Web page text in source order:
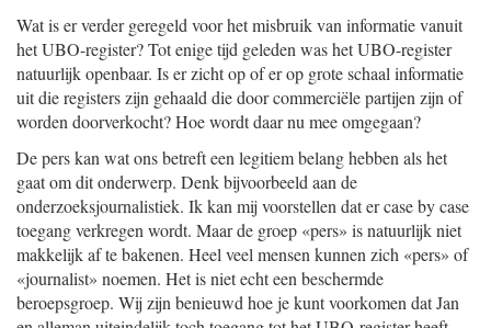
Wat is er verder geregeld voor het misbruik van informatie vanuit
het UBO-register? Tot enige tijd geleden was het UBO-register
natuurlijk openbaar. Is er zicht op of er op grote schaal informatie
uit die registers zijn gehaald die door commerciële partijen zijn of
worden doorverkocht? Hoe wordt daar nu mee omgegaan?
De pers kan wat ons betreft een legitiem belang hebben als het
gaat om dit onderwerp. Denk bijvoorbeeld aan de
onderzoeksjournalistiek. Ik kan mij voorstellen dat er case by case
toegang verkregen wordt. Maar de groep «pers» is natuurlijk niet
makkelijk af te bakenen. Heel veel mensen kunnen zich «pers» of
«journalist» noemen. Het is niet echt een beschermde
beroepsgroep. Wij zijn benieuwd hoe je kunt voorkomen dat Jan